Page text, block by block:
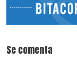
Se comenta